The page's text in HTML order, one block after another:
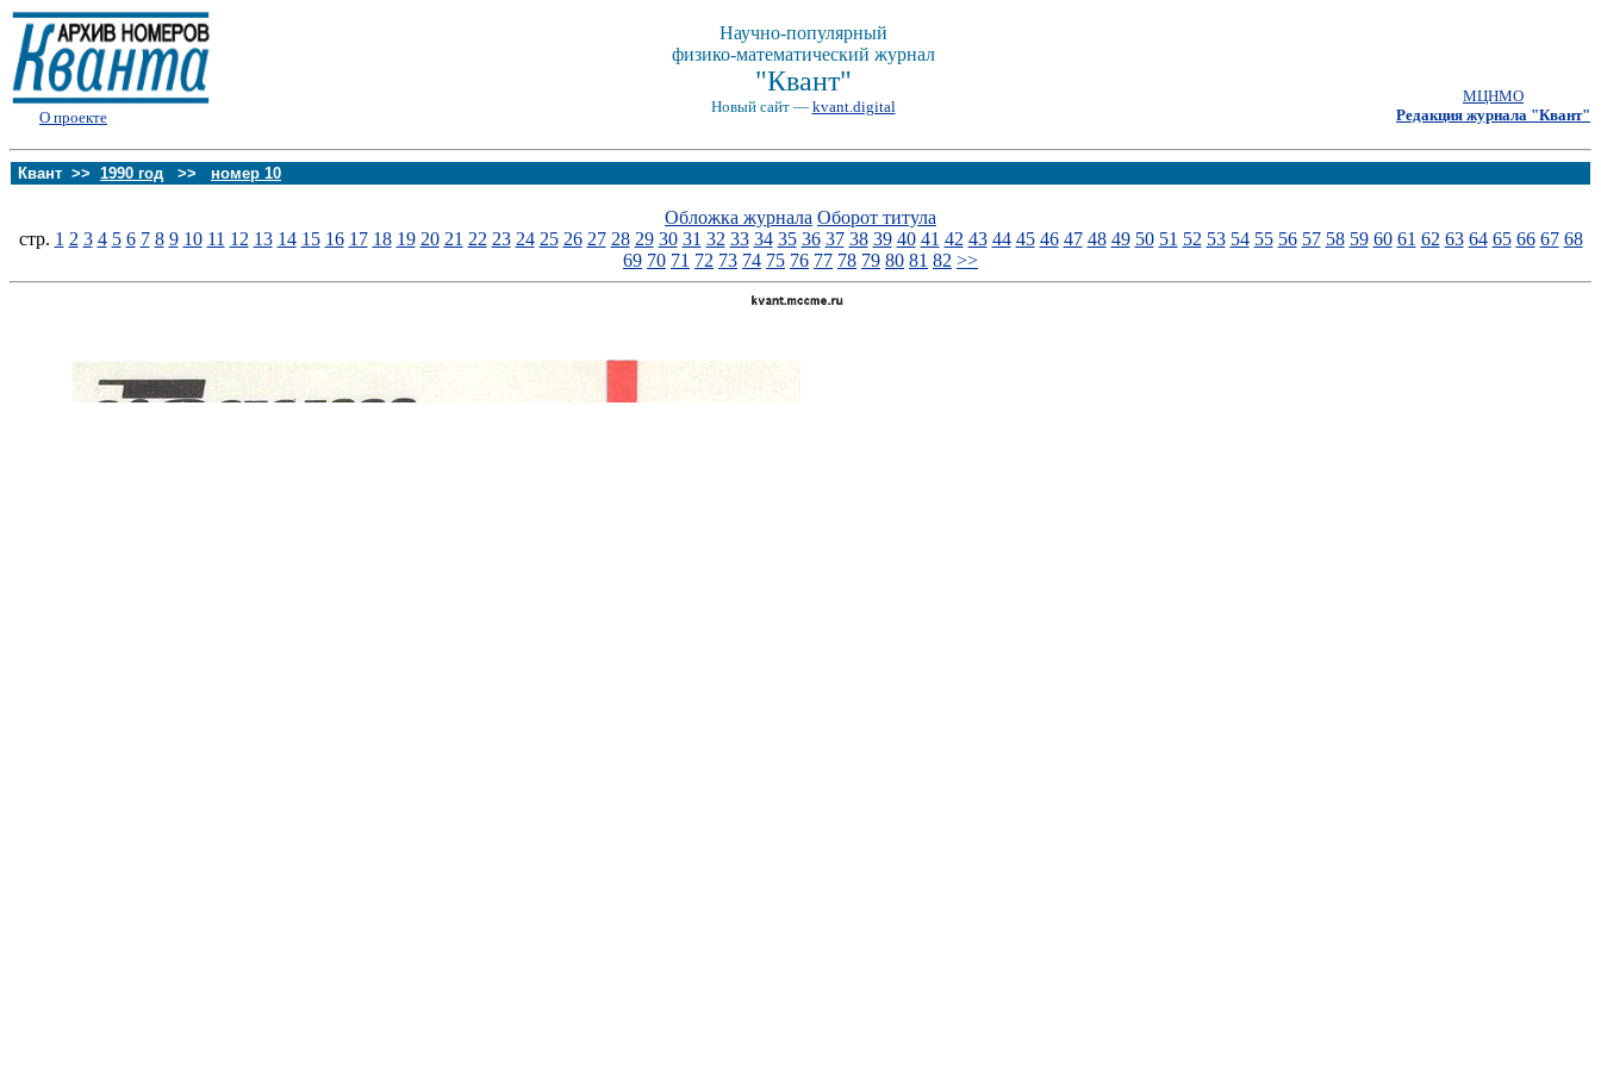
О проекте
Научно-популярный
физико-математический журнал
"Квант"
Новый сайт — kvant.digital
МЦНМО
Редакция журнала "Квант"
Квант >> 1990 год >> номер 10
Обложка журнала Оборот титула
стp. 1 2 3 4 5 6 7 8 9 10 11 12 13 14 15 16 17 18 19 20 21 22 23 24 25 26 27 28 29 30 31 32 33 34 35 36 37 38 39 40 41 42 43 44 45 46 47 48 49 50 51 52 53 54 55 56 57 58 59 60 61 62 63 64 65 66 67 68
69 70 71 72 73 74 75 76 77 78 79 80 81 82 >>